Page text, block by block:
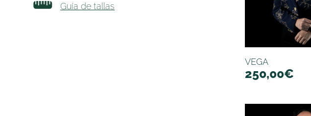
Guía de tallas
VEGA
250,00€